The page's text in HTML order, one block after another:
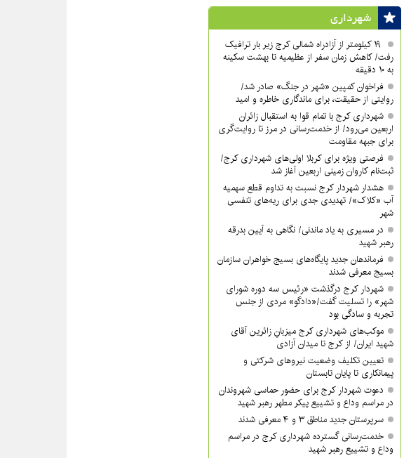
شهرداری
۱۹ کیلومتر از آزادراه شمالی کرج زیر بار ترافیک
رفت/ کاهش زمان سفر از عظیمیه تا بهشت سکینه
به ۱۰ دقیقه
فراخوان کمپین «شهر در جنگ» صادر شد/
روایتی از حقیقت، برای ماندگاری خاطره و امید
شهرداری کرج با تمام قوا به استقبال زائران
اربعین می‌رود/ از خدمت‌رسانی در مرز تا روایت‌گری
برای جبهه مقاومت
فرصتی ویژه برای کربلا اولی‌های شهرداری کرج/
ثبت‌نام کاروان زمینی اربعین آغاز شد
هشدار شهردار کرج نسبت به تداوم قطع سهمیه
آب «کلاک»/ تهدیدی جدی برای ریه‌های تنفسی
شهر
در مسیری به یاد ماندنی/ نگاهی به آیین بدرقه
رهبر شهید
فرماندهان جدید پایگاه‌های بسیج خواهران سازمان
بسیج معرفی شدند
شهردار کرج درگذشت «رئیس سه دوره شورای
شهر» را تسلیت گفت/«دادگو» مردی از جنس
تجربه و سادگی بود
موکب‌های شهرداری کرج میزبانِ زائرین آقای
شهید ایران/ از کرج تا میدان آزادی
تعیین تکلیف وضعیت نیروهای شرکتی و
پیمانکاری تا پایان تابستان
دعوت شهردار کرج برای حضور حماسی شهروندان
در مراسم وداع و تشییع پیکر مطهر رهبر شهید
سرپرستان جدید مناطق ۳ و ۴ معرفی شدند
خدمت‌رسانی گسترده شهرداری کرج در مراسم
وداع و تشییع رهبر شهید